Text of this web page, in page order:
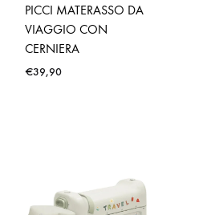
PICCI MATERASSO DA
VIAGGIO CON
CERNIERA
€39,90